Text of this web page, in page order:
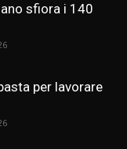
sfiora i 140
per lavorare